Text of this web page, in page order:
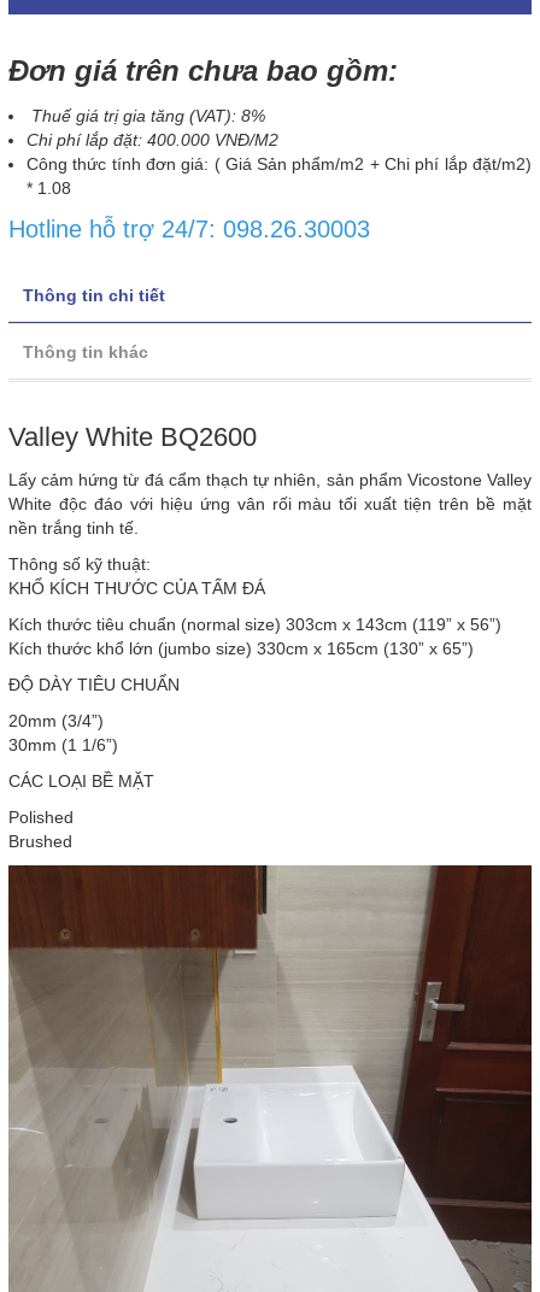
Đơn giá trên chưa bao gồm:
Thuế giá trị gia tăng (VAT): 8%
Chi phí lắp đặt: 400.000 VNĐ/M2
Công thức tính đơn giá: ( Giá Sản phẩm/m2 + Chi phí lắp đặt/m2)
* 1.08
Hotline hỗ trợ 24/7: 098.26.30003
Thông tin chi tiết
Thông tin khác
Valley White BQ2600
Lấy cảm hứng từ đá cẩm thạch tự nhiên, sản phẩm Vicostone Valley
White độc đáo với hiệu ứng vân rối màu tối xuất tiện trên bề mặt
nền trắng tinh tế.
Thông số kỹ thuật:
KHỔ KÍCH THƯỚC CỦA TẤM ĐÁ
Kích thước tiêu chuẩn (normal size) 303cm x 143cm (119” x 56”)
Kích thước khổ lớn (jumbo size) 330cm x 165cm (130” x 65”)
ĐỘ DÀY TIÊU CHUẨN
20mm (3/4”)
30mm (1 1/6”)
CÁC LOẠI BỀ MẶT
Polished
Brushed